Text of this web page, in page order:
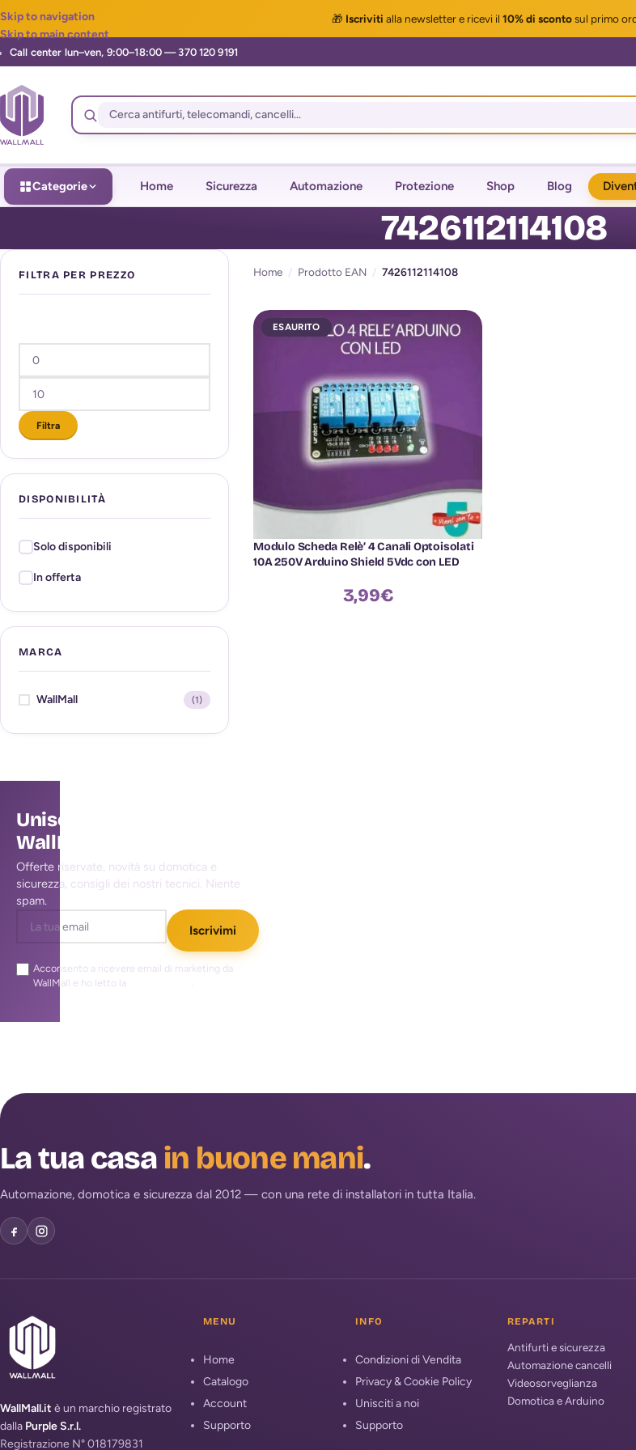
🎁 Iscriviti alla newslettere ricevi il 10% di scontosul primo
Skip to navigation
Skip to main content
Categorie Home Sicurezza Automazione Protezione Shop Blog
7426112114108
FILTRA PER PREZZO
Filtra
DISPONIBILITÀ
Solo disponibili
In offerta
MARCA
WallMall (1)
Home / Prodotto EAN / 7426112114108
ESAURITO
Modulo Scheda Relè’ 4 Canali Optoisolati
10A 250V Arduino Shield 5Vdc con LED
3,99€
Unisciti alla community
WallMall
Offerte riservate, novità su domotica e
sicurezza, consigli dei nostri tecnici. Niente
spam.
Iscrivimi
Acconsento a ricevere email di marketing da
WallMall e ho letto la
.
La tua casa in buone mani.
Automazione, domotica e sicurezza dal 2012 — con una rete di installatori in tutta Italia.
WallMall.it è un marchio registrato
dalla Purple S.r.l.
Registrazione N° 018179831
MENU
Home
Catalogo
Account
Supporto
INFO
Condizioni di Vendita
Privacy & Cookie Policy
Unisciti a noi
Supporto
REPARTI
Antifurti e sicurezza
Automazione cancelli
Videosorveglianza
Domotica e Arduino